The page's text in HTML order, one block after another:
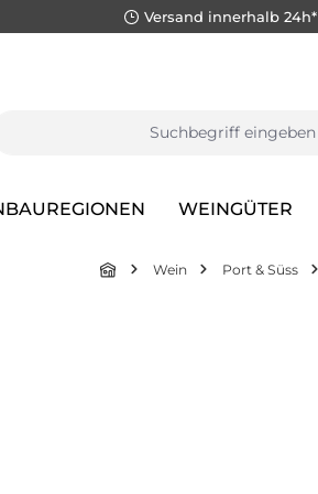
Versand innerhalb 24h*
WEINGÜTER
Wein Port & Süss